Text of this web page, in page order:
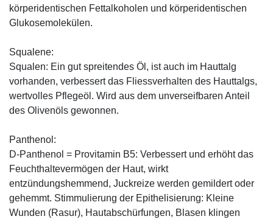
körperidentischen Fettalkoholen und körperidentischen
Glukosemolekülen.
Squalene:
Squalen: Ein gut spreitendes Öl, ist auch im Hauttalg
vorhanden, verbessert das Fliessverhalten des Hauttalgs,
wertvolles Pflegeöl. Wird aus dem unverseifbaren Anteil
des Olivenöls gewonnen.
Panthenol:
D-Panthenol = Provitamin B5: Verbessert und erhöht das
Feuchthaltevermögen der Haut, wirkt
entzündungshemmend, Juckreize werden gemildert oder
gehemmt. Stimmulierung der Epithelisierung: Kleine
Wunden (Rasur), Hautabschürfungen, Blasen klingen